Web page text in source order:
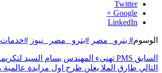
Twitter
Google +
LinkedIn
الوسوم# بترو_ مصر #بترو _مصر _نيوز #خدمات
السابق
التالي طارق الملا يعلن طرح اول مزايدة عالمية